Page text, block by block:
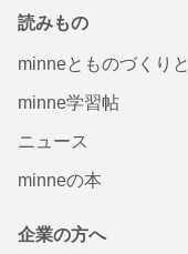
読みもの
minneとものづくりと
minne学習帖
ニュース
minneの本
企業の方へ